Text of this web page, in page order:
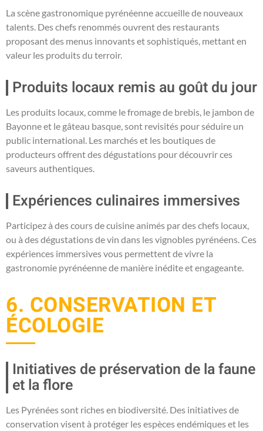
La scène gastronomique pyrénéenne accueille de nouveaux
talents. Des chefs renommés ouvrent des restaurants
proposant des menus innovants et sophistiqués, mettant en
valeur les produits du terroir.
Produits locaux remis au goût du jour
Les produits locaux, comme le fromage de brebis, le jambon de
Bayonne et le gâteau basque, sont revisités pour séduire un
public international. Les marchés et les boutiques de
producteurs offrent des dégustations pour découvrir ces
saveurs authentiques.
Expériences culinaires immersives
Participez à des cours de cuisine animés par des chefs locaux,
ou à des dégustations de vin dans les vignobles pyrénéens. Ces
expériences immersives vous permettent de vivre la
gastronomie pyrénéenne de manière inédite et engageante.
6. CONSERVATION ET
ÉCOLOGIE
Initiatives de préservation de la faune
et la flore
Les Pyrénées sont riches en biodiversité. Des initiatives de
conservation visent à protéger les espèces endémiques et les